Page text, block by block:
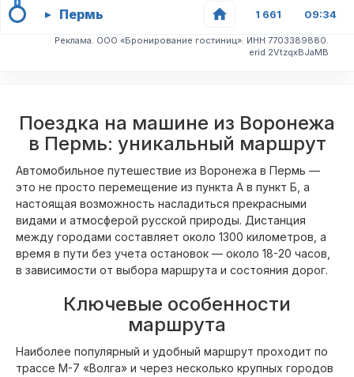
▸ Пермь 1 661 09:34
Реклама. ООО «Бронирование гостиниц». ИНН 7703389880.
erid 2VtzqxBJaMB
Поездка на машине из Воронежа
в Пермь: уникальный маршрут
Автомобильное путешествие из Воронежа в Пермь —
это не просто перемещение из пункта А в пункт Б, а
настоящая возможность насладиться прекрасными
видами и атмосферой русской природы. Дистанция
между городами составляет около 1300 километров, а
время в пути без учета остановок — около 18-20 часов,
в зависимости от выбора маршрута и состояния дорог.
Ключевые особенности
маршрута
Наиболее популярный и удобный маршрут проходит по
трассе М-7 «Волга» и через несколько крупных городов